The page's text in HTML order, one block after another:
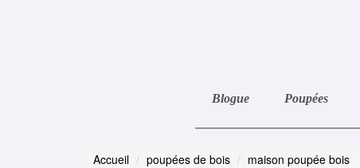
Blogue Poupées
Accueil poupées de bois maison poupée bois